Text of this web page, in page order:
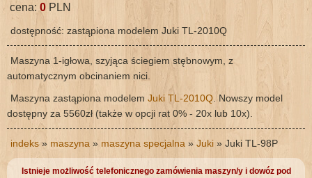
cena: 0 PLN
dostępność: zastąpiona modelem Juki TL-2010Q
Maszyna 1-igłowa, szyjąca ściegiem stębnowym, z
automatycznym obcinaniem nici.
Maszyna zastąpiona modelem Juki TL-2010Q . Nowszy model
dostępny za 5560zł (także w opcji rat 0% - 20x lub 10x).
indeks» maszyna » maszyna specjalna » Juki » Juki TL-98P
Istnieje możliwość telefonicznego zamówienia maszyn/y i dowóz pod